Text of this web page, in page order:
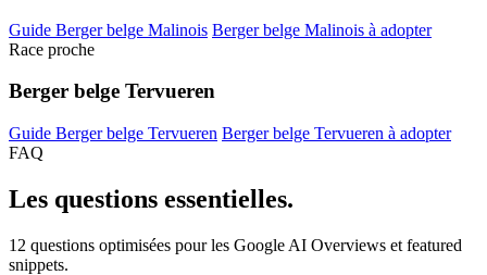
Guide Berger belge Malinois Berger belge Malinois à adopter
Race proche
Berger belge Tervueren
Guide Berger belge Tervueren Berger belge Tervueren à adopter
FAQ
Les questions essentielles.
12 questions optimisées pour les Google AI Overviews et featured
snippets.